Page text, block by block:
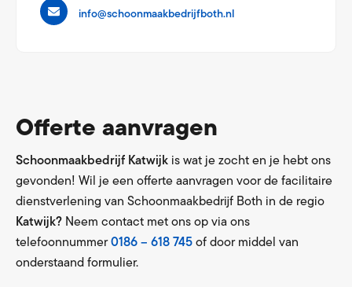
info@schoonmaakbedrijfboth.nl
Offerte aanvragen
Schoonmaakbedrijf Katwijk is wat je zocht en je hebt ons
gevonden! Wil je een offerte aanvragen voor de facilitaire
dienstverlening van Schoonmaakbedrijf Both in de regio
Katwijk? Neem contact met ons op via ons
telefoonnummer0186 – 618 745 of door middel van
onderstaand formulier.